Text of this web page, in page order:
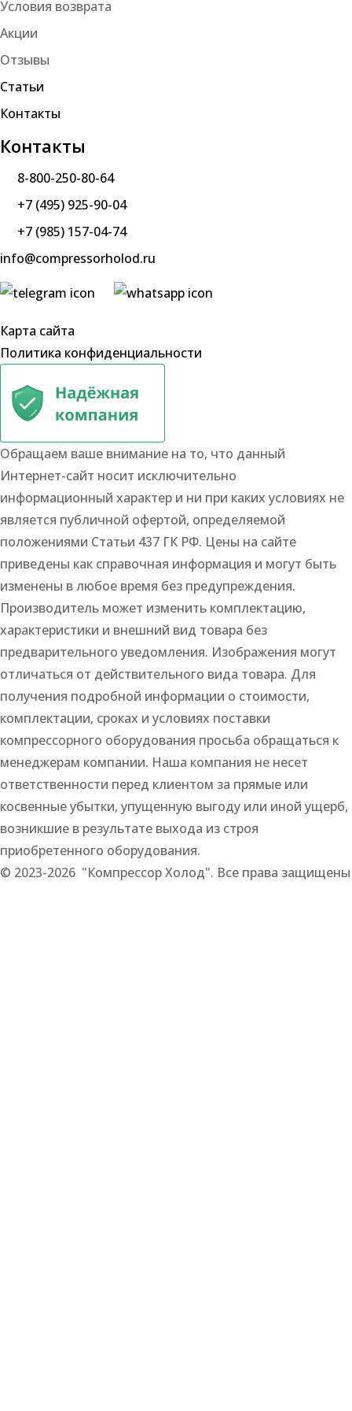
Условия возврата
Акции
Отзывы
Статьи
Контакты
Контакты
8-800-250-80-64
+7 (495) 925-90-04
+7 (985) 157-04-74
info@compressorholod.ru
Карта сайта
Политика конфиденциальности
Обращаем ваше внимание на то, что данный
Интернет-сайт носит исключительно
информационный характер и ни при каких условиях не
является публичной офертой, определяемой
положениями Статьи 437 ГК РФ. Цены на сайте
приведены как справочная информация и могут быть
изменены в любое время без предупреждения.
Производитель может изменить комплектацию,
характеристики и внешний вид товара без
предварительного уведомления. Изображения могут
отличаться от действительного вида товара. Для
получения подробной информации о стоимости,
комплектации, сроках и условиях поставки
компрессорного оборудования просьба обращаться к
менеджерам компании. Наша компания не несет
ответственности перед клиентом за прямые или
косвенные убытки, упущенную выгоду или иной ущерб,
возникшие в результате выхода из строя
приобретенного оборудования.
© 2023-2026 "Компрессор Холод". Все права защищены